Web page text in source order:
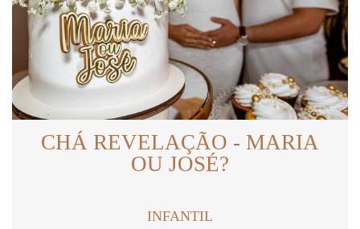
CHÁ REVELAÇÃO - MARIA
OU JOSÉ?
INFANTIL